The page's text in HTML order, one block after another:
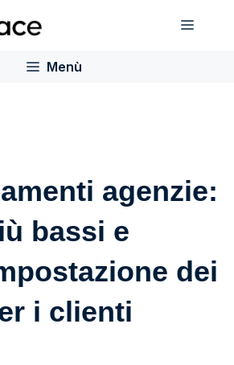
Menù
Menù
agenzie:
bassi e
dei
i clienti